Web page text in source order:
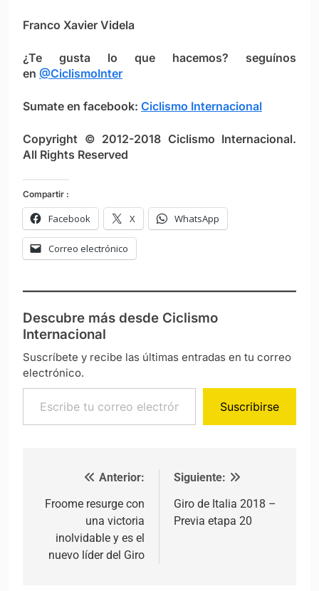
Franco Xavier Videla
¿Te gusta lo que hacemos? seguínos
en @CiclismoInter
Sumate en facebook: Ciclismo Internacional
Copyright © 2012-2018 Ciclismo Internacional.
All Rights Reserved
Compartir :
Facebook X WhatsApp
Correo electrónico
Descubre más desde Ciclismo
Internacional
Suscríbete y recibe las últimas entradas en tu correo
electrónico.
Escribe tu correo electrónico…
Suscribirse
Navegación de entradas
Anterior:
Froome resurge con
una victoria
inolvidable y es el
nuevo líder del Giro
Siguiente:
Giro de Italia 2018 –
Previa etapa 20